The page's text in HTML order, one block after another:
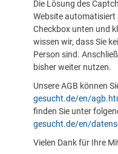
Die Lösung des
Website automatisiert
Checkbox unten und
wissen wir, dass Sie
Person sind.
bisher weiter nutzen.
Unsere AGB können
gesucht.de/en/
finden Sie unter
gesucht.de/en/
Vielen Dank für Ihre